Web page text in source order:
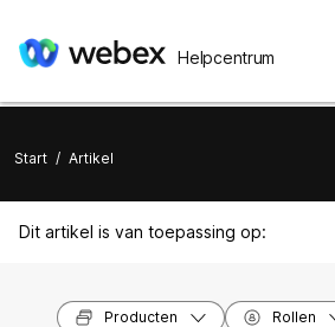
Helpcentrum
Start / Artikel
Dit artikel is van toepassing op:
Producten Rollen